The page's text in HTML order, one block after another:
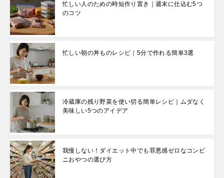
忙しい人のための時短作り置き｜週末に仕込む5つ
のコツ
忙しい朝の丼ものレシピ｜5分で作れる簡単3選
冷蔵庫の残り野菜を使い切る簡単レシピ｜ムダなく
美味しい5つのアイデア
我慢しない！ダイエット中でも罪悪感ゼロなコンビ
ニおやつの選び方